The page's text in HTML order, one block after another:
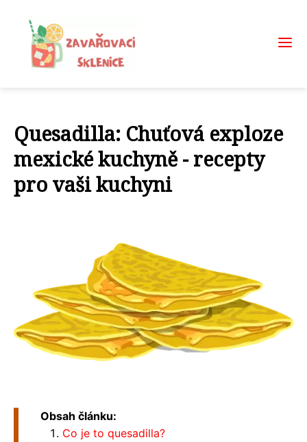
Quesadilla: Chuťová exploze
mexické kuchyně - recepty
pro vaši kuchyni
Obsah článku:
Co je to quesadilla?